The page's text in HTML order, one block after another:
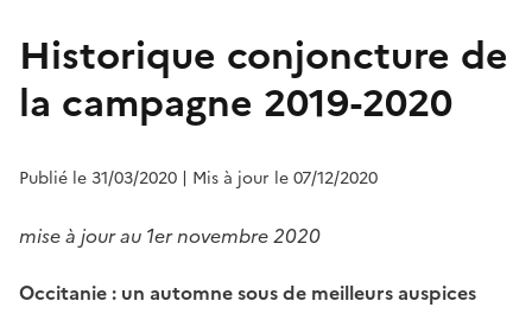
Historique conjoncture de
la campagne 2019-2020
Publié le 31/03/2020 | Mis à jour le 07/12/2020
mise à jour au 1er novembre 2020
Occitanie : un automne sous de meilleurs auspices